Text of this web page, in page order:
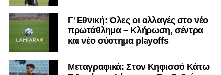
«Ο Α.Ο. Σαρωνικός Αναβύσσου ανακοινώνει την
απόκτηση του τερματοφύλακα Χρυσόστομου Στάγκου.
Ο 24χρονος τερματοφύλακας (γεννημένος στις
στη Γ’ Εθνική με τον ΠΑΣ Λαμία. Στο παρελθόν
Γ’ Εθνική: Όλες οι αλλαγές στο νέο
πρωτάθλημα – Κλήρωση, σέντρα
και νέο σύστημα playoffs
Μεταγραφικά: Στον Κηφισσό Κάτω